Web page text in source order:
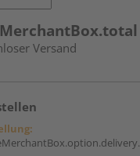
Versand